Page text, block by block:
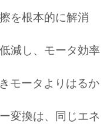
を根本的に解消
減し、モータ効率
モータよりはるか
変換は、同じエネ